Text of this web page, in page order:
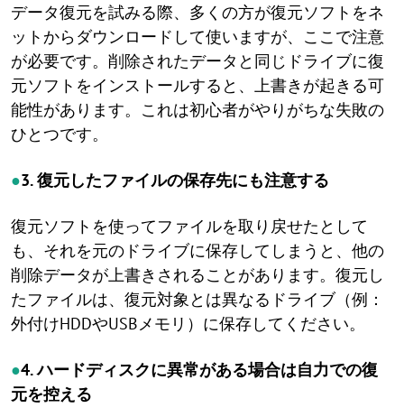
データ復元を試みる際、多くの方が復元ソフトをネ
ットからダウンロードして使いますが、ここで注意
が必要です。削除されたデータと同じドライブに復
元ソフトをインストールすると、上書きが起きる可
能性があります。これは初心者がやりがちな失敗の
ひとつです。
●3. 復元したファイルの保存先にも注意する
復元ソフトを使ってファイルを取り戻せたとして
も、それを元のドライブに保存してしまうと、他の
削除データが上書きされることがあります。復元し
たファイルは、復元対象とは異なるドライブ（例：
外付けHDDやUSBメモリ）に保存してください。
●4. ハードディスクに異常がある場合は自力での復
元を控える